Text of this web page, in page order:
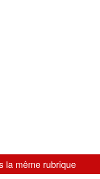
la même rubrique